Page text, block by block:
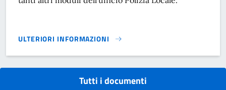
ULTERIORI INFORMAZIONI
MODULISTICA POLIZIA LOCALE}
Tutti i documenti